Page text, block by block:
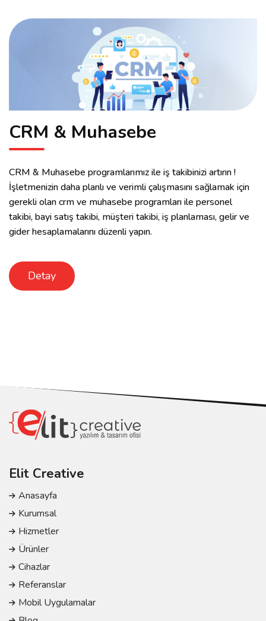
CRM & Muhasebe
CRM & Muhasebe programlarımız ile iş takibinizi artırın !
İşletmenizin daha planlı ve verimli çalışmasını sağlamak için
gerekli olan crm ve muhasebe programları ile personel
takibi, bayi satış takibi, müşteri takibi, iş planlaması, gelir ve
gider hesaplamalarını düzenli yapın.
Detay
Elit Creative
Anasayfa
Kurumsal
Hizmetler
Ürünler
Cihazlar
Referanslar
Mobil Uygulamalar